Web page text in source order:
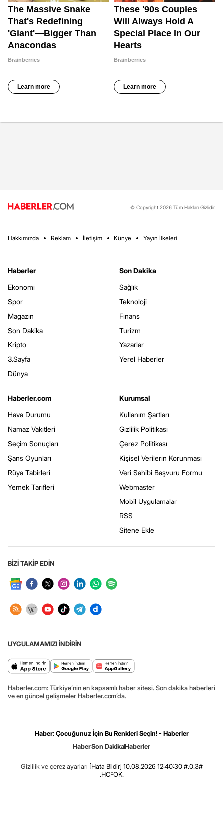
© Copyright 2026 Tüm Hakları Gizlidir.
Hakkımızda Reklam İletişim Künye Yayın İlkeleri
Haberler
Ekonomi
Spor
Magazin
Son Dakika
Kripto
3.Sayfa
Dünya
Son Dakika
Sağlık
Teknoloji
Finans
Turizm
Yazarlar
Yerel Haberler
Haberler.com
Hava Durumu
Namaz Vakitleri
Seçim Sonuçları
Şans Oyunları
Rüya Tabirleri
Yemek Tarifleri
Kurumsal
Kullanım Şartları
Gizlilik Politikası
Çerez Politikası
Kişisel Verilerin Korunması
Veri Sahibi Başvuru Formu
Webmaster
Mobil Uygulamalar
RSS
Sitene Ekle
BİZİ TAKİP EDİN
UYGULAMAMIZI İNDİRİN
Haberler.com: Türkiye’nin en kapsamlı haber sitesi. Son dakika haberleri
ve en güncel gelişmeler Haberler.com’da.
Haber: Çocuğunuz İçin Bu Renkleri Seçin! - Haberler
HaberSon DakikaHaberler
Gizlilik ve çerez ayarları [Hata Bildir] 10.08.2026 12:40:30 #.0.3#
.HCFOK.